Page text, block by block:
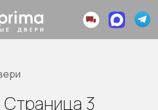
Страница 3